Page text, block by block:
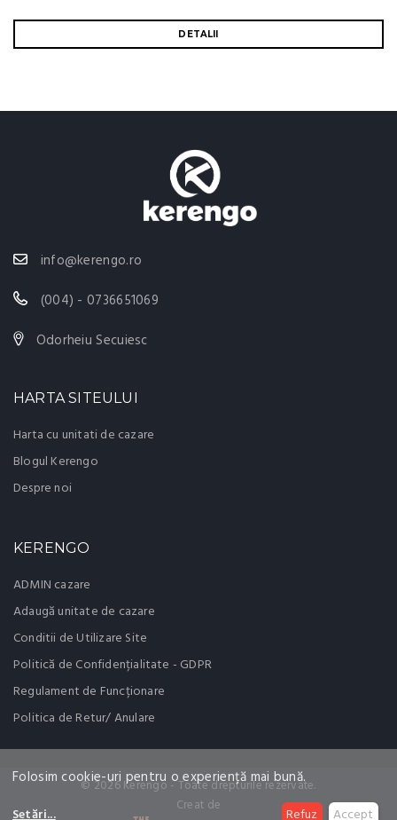
DETALII
info@kerengo.ro
(004) - 0736651069
Odorheiu Secuiesc
HARTA SITEULUI
Harta cu unitati de cazare
Blogul Kerengo
Despre noi
KERENGO
ADMIN cazare
Adaugă unitate de cazare
Conditii de Utilizare Site
Politică de Confidențialitate - GDPR
Regulament de Funcționare
Politica de Retur/ Anulare
© 2026 Kerengo - Toate drepturile rezervate.
Creat de
Folosim cookie-uri pentru o experiență mai bună.
Setări... Refuz Accept